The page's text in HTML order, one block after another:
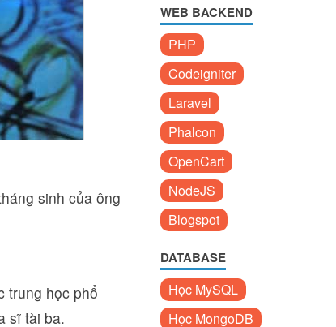
sinh của ông
trung học phổ
sĩ tài ba.
WEB BACKEND
PHP
Codeigniter
Laravel
Phalcon
OpenCart
NodeJS
Blogspot
DATABASE
Học MySQL
Học MongoDB